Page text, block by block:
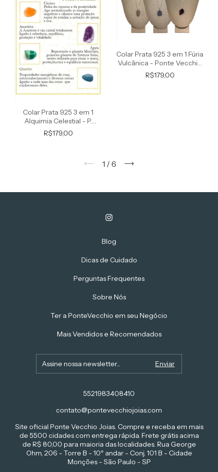
Colar Prata 925 3 em 1
Alquimia Celestial - P.
Vecchio Joias
R$179,00
Colar Prata 925 3 em 1 Fúria
Vulcânica - Ponte Vecchio
Joias
R$179,00
1 / 6
Blog
Dicas de Cuidado
Perguntas Frequentes
Sobre Nós
Ter a PonteVecchio em seu Negócio
Mais Vendidos e Recomendados
5521983408410
contato@pontevecchiojoias.com
Site oficial Ponte Vecchio Joias. Compre e receba em mais
de 5500 cidades com entrega rápida. Frete grátis acima
de R$ 80,00 para maioria das localidades. Rua George
Ohm, 206 - Torre B - 10º andar - Conj. 101 B - Cidade
Monções - São Paulo - SP